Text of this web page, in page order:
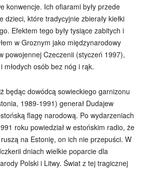
konwencje. Ich ofiarami były przede
dzieci, które tradycyjnie zbierały kiełki
Efektem tego były tysiące zabitych i
w Groznym jako międzynarodowy
powojennej Czeczenii (styczeń 1997),
młodych osób bez nóg i rąk.
będąc dowódcą sowieckiego garnizonu
1989-1991) generał Dudajew
flagę narodową. Po wydarzeniach
roku powiedział w estońskim radio, że
na Estonię, on ich nie przepuści. W
dniach wielkie poparcie dla
Polski i Litwy. Świat z tej tragicznej